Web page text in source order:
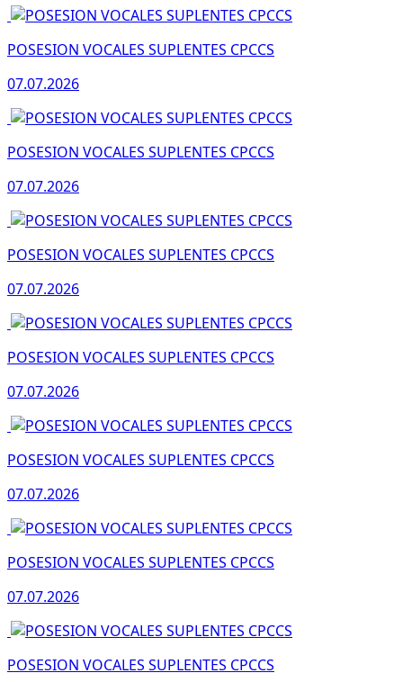
POSESION VOCALES SUPLENTES CPCCS
07.07.2026
POSESION VOCALES SUPLENTES CPCCS
07.07.2026
POSESION VOCALES SUPLENTES CPCCS
07.07.2026
POSESION VOCALES SUPLENTES CPCCS
07.07.2026
POSESION VOCALES SUPLENTES CPCCS
07.07.2026
POSESION VOCALES SUPLENTES CPCCS
07.07.2026
POSESION VOCALES SUPLENTES CPCCS